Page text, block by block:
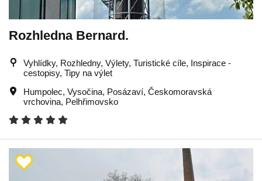
Rozhledna Bernard.
Vyhlídky, Rozhledny, Výlety, Turistické cíle, Inspirace -
cestopisy, Tipy na výlet
Humpolec, Vysočina, Posázaví, Českomoravská
vrchovina, Pelhřimovsko